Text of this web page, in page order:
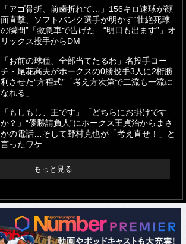
「アゴ骨折、前歯折れて…」156キロ速球が顔
面直撃、ソフトバンク選手が明かす“壮絶死球
の瞬間”「救急車で告げた…“明日も出ます”」オ
リックス投手からDM
「お前の球種、全部当てたるわ」名投手コー
チ・尾花高夫がホークスの0勝投手3人に2桁勝
利させた“方程式”「考え方次第で二流も一流に
なれる」
「もしもし、王です」「どちらにお掛けです
か？」“優勝請負人”にホークス王貞治からまさ
かの電話…そして野村克也が「考え直せ！」と
言ったワケ
もっと見る